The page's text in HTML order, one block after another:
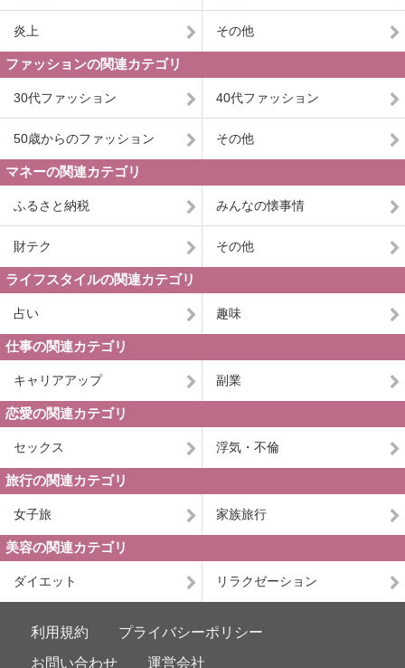
炎上 その他
ファッションの関連カテゴリ
30代ファッション 40代ファッション
50歳からのファッション その他
マネーの関連カテゴリ
ふるさと納税 みんなの懐事情
財テク その他
ライフスタイルの関連カテゴリ
占い 趣味
仕事の関連カテゴリ
キャリアアップ 副業
恋愛の関連カテゴリ
セックス 浮気・不倫
旅行の関連カテゴリ
女子旅 家族旅行
美容の関連カテゴリ
ダイエット リラクゼーション
利用規約
プライバシーポリシー
お問い合わせ
運営会社